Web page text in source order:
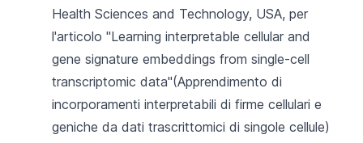
Health Sciences and Technology, USA, per
l'articolo "Learning interpretable cellular and
gene signature embeddings from single-cell
transcriptomic data"(Apprendimento di
incorporamenti interpretabili di firme cellulari e
geniche da dati trascrittomici di singole cellule)